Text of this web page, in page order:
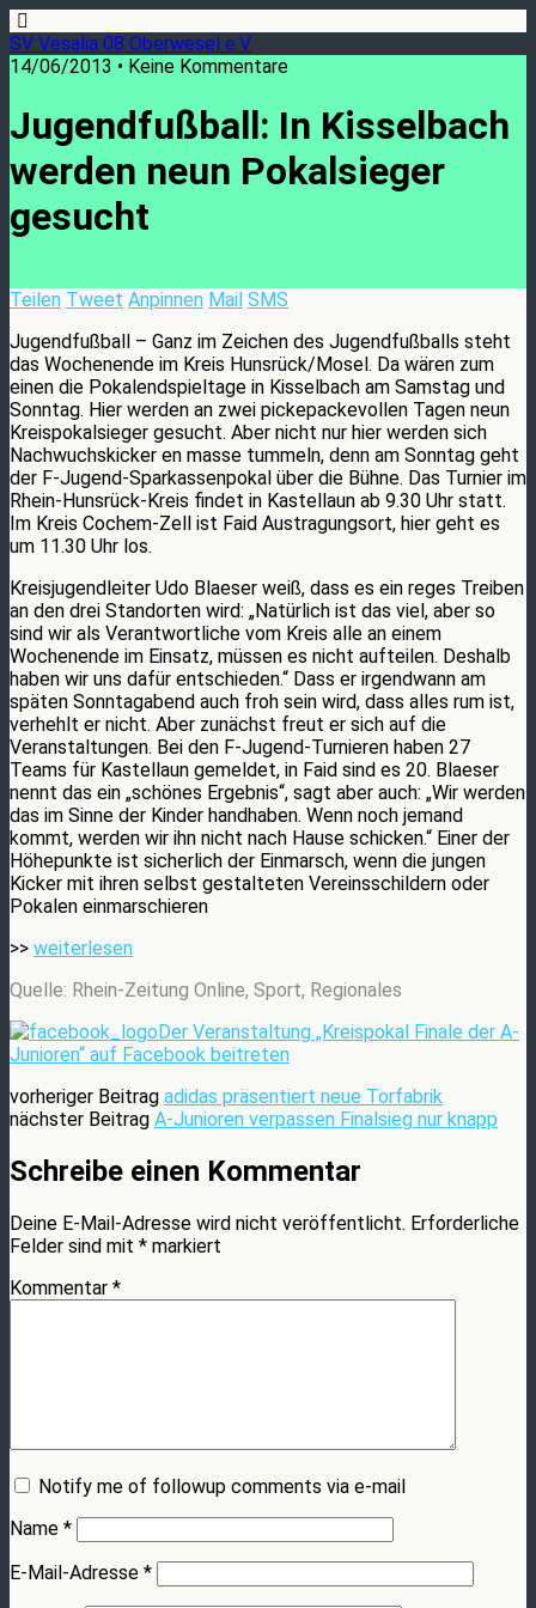
SV Vesalia 08 Oberwesel e.V.
14/06/2013 • Keine Kommentare
Jugendfußball: In Kisselbach
werden neun Pokalsieger
gesucht
Teilen Tweet Anpinnen Mail SMS
Jugendfußball – Ganz im Zeichen des Jugendfußballs steht
das Wochenende im Kreis Hunsrück/Mosel. Da wären zum
einen die Pokalendspieltage in Kisselbach am Samstag und
Sonntag. Hier werden an zwei pickepackevollen Tagen neun
Kreispokalsieger gesucht. Aber nicht nur hier werden sich
Nachwuchskicker en masse tummeln, denn am Sonntag geht
der F-Jugend-Sparkassenpokal über die Bühne. Das Turnier im
Rhein-Hunsrück-Kreis findet in Kastellaun ab 9.30 Uhr statt.
Im Kreis Cochem-Zell ist Faid Austragungsort, hier geht es
um 11.30 Uhr los.
Kreisjugendleiter Udo Blaeser weiß, dass es ein reges Treiben
an den drei Standorten wird: „Natürlich ist das viel, aber so
sind wir als Verantwortliche vom Kreis alle an einem
Wochenende im Einsatz, müssen es nicht aufteilen. Deshalb
haben wir uns dafür entschieden.“ Dass er irgendwann am
späten Sonntagabend auch froh sein wird, dass alles rum ist,
verhehlt er nicht. Aber zunächst freut er sich auf die
Veranstaltungen. Bei den F-Jugend-Turnieren haben 27
Teams für Kastellaun gemeldet, in Faid sind es 20. Blaeser
nennt das ein „schönes Ergebnis“, sagt aber auch: „Wir werden
das im Sinne der Kinder handhaben. Wenn noch jemand
kommt, werden wir ihn nicht nach Hause schicken.“ Einer der
Höhepunkte ist sicherlich der Einmarsch, wenn die jungen
Kicker mit ihren selbst gestalteten Vereinsschildern oder
Pokalen einmarschieren
>> weiterlesen
Quelle: Rhein-Zeitung Online, Sport, Regionales
Der Veranstaltung „Kreispokal Finale der A-
Junioren“ auf Facebook beitreten
vorheriger Beitrag adidas präsentiert neue Torfabrik
nächster Beitrag A-Junioren verpassen Finalsieg nur knapp
Schreibe einen Kommentar
Deine E-Mail-Adresse wird nicht veröffentlicht. Erforderliche
Felder sind mit * markiert
Kommentar *
Notify me of followup comments via e-mail
Name *
E-Mail-Adresse *